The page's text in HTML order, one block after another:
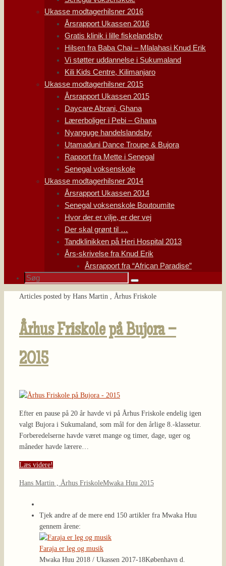
Ukasse modtagerhilsner 2016
Årsrapport Ukassen 2016
Gratis klinik i lille fiskelandsby
Hilsen fra Baba Chai – Mlalahasi Knud Erik
Vi støtter uddannelse i Sukumaland
Kili Kids Centre, Kilimanjaro
Ukasse modtagerhilsner 2015
Årsrapport Ukassen 2015
Daycare Abrani, Ghana
Lærerboliger i Pebi – Ghana
Nyanguge handelslandsby
Utamaduni Dance Troupe & Bujora
Rapport fra Mette i Senegal
Senegal voksenskole
Ukasse modtagerhilsner 2014
Årsrapport Ukassen 2014
Senegal voksenskole Boutoumite
Hvor der er vilje, er der vej
Der skal grønt til …
Tandklinikken på Heri Hospital 2013
Års-skrivelse fra Knud Erik
Årsrapport fra “African Paradise”
Søg
Søg
Home
Articles posted by Hans Martin , Århus Friskole
Århus Friskole på Bujora –
2015
Efter en pause på 20 år havde vi på Århus Friskole endelig igen
valgt Bujora i Sukumaland, som mål for den årlige 8.-klassetur.
Forberedelserne havde været mange og timer, dage, uger og
måneder havde lærere…
Læs videre!
Hans Martin , Århus FriskoleMwaka Huu 2015
Tjek andre af de mere end 150 artikler fra Mwaka Huu
gennem årene:
Faraja er leg og musik
Mwaka Huu 2018 / Ukassen 2017-18København d.